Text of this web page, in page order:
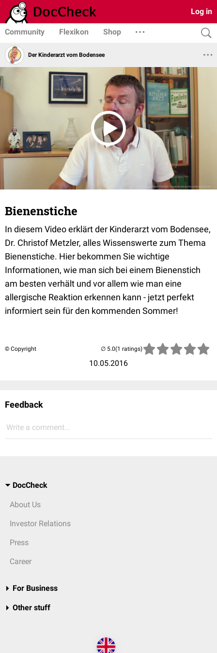
Log in
Community Flexikon Shop
Der Kinderarzt vom Bodensee
Bienenstiche
In diesem Video erklärt der Kinderarzt vom Bodensee,
Dr. Christof Metzler, alles Wissenswerte zum Thema
Bienenstiche. Hier bekommen Sie wichtige
Informationen, wie man sich bei einem Bienenstich
am besten verhält und vor allem wie man eine
allergische Reaktion erkennen kann - jetzt perfekt
informiert sein für den kommenden Sommer!
© Copyright
10.05.2016
(1 ratings)
Feedback
Write a comment...
DocCheck
About Us
Investor Relations
Press
Career
For Business
Other stuff